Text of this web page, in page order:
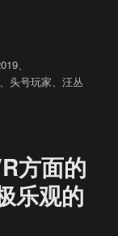
、
、头号玩家、汪丛
方面的
乐观的